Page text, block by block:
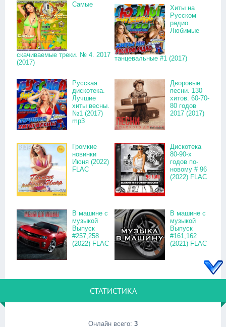
Самые
скачиваемые треки. № 4. 2017
(2017)
Хиты на
Русском
радио.
Любимые
танцевальные #1 (2017)
Русская
дискотека.
Лучшие
хиты весны.
№1 (2017)
mp3
Дворовые
песни. 130
хитов. 60-70-
80 годов
2017 (2017)
Громкие
новинки
Июня (2022)
FLAC
Дискотека
80-90-х
годов по-
новому # 96
(2022) FLAC
В машине с
музыкой
Выпуск
#257,258
(2022) FLAC
В машине с
музыкой
Выпуск
#161,162
(2021) FLAC
СТАТИСТИКА
Онлайн всего: 3